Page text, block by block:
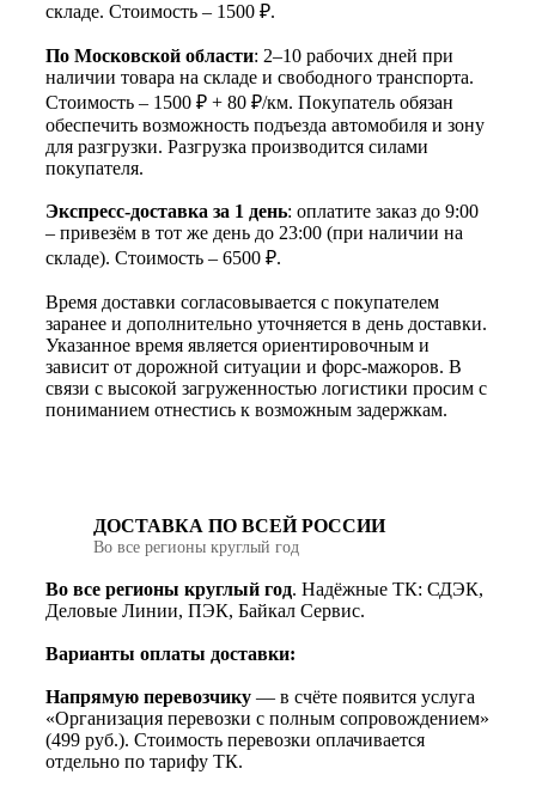
складе. Стоимость – 1500 ₽.
По Московской области: 2–10 рабочих дней при
наличии товара на складе и свободного транспорта.
Стоимость – 1500 ₽ + 80 ₽/км. Покупатель обязан
обеспечить возможность подъезда автомобиля и зону
для разгрузки. Разгрузка производится силами
покупателя.
Экспресс-доставка за 1 день: оплатите заказ до 9:00
– привезём в тот же день до 23:00 (при наличии на
складе). Стоимость – 6500 ₽.
Время доставки согласовывается с покупателем
заранее и дополнительно уточняется в день доставки.
Указанное время является ориентировочным и
зависит от дорожной ситуации и форс-мажоров. В
связи с высокой загруженностью логистики просим с
пониманием отнестись к возможным задержкам.
ДОСТАВКА ПО ВСЕЙ РОССИИ
Во все регионы круглый год
Во все регионы круглый год. Надёжные ТК: СДЭК,
Деловые Линии, ПЭК, Байкал Сервис.
Варианты оплаты доставки:
Напрямую перевозчику — в счёте появится услуга
«Организация перевозки с полным сопровождением»
(499 руб.). Стоимость перевозки оплачивается
отдельно по тарифу ТК.